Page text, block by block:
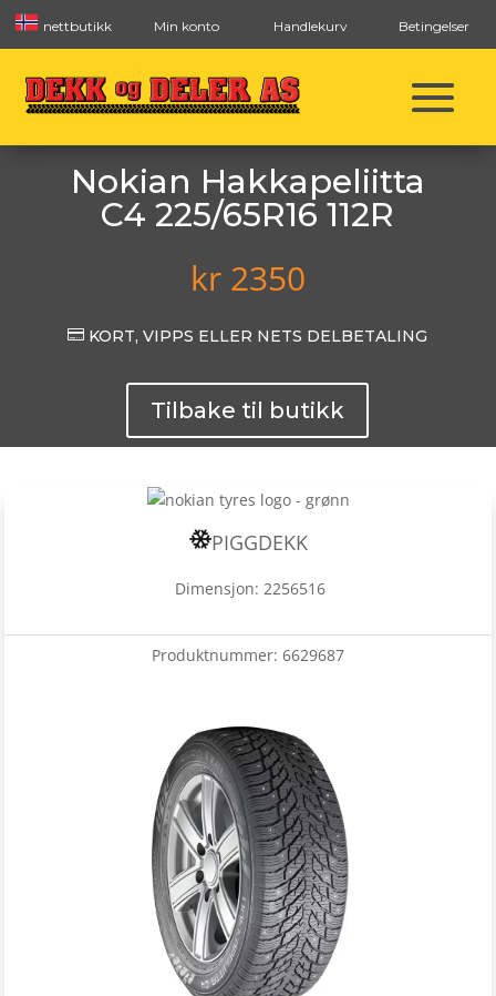
nettbutikk Min konto Handlekurv Betingelser
Nokian Hakkapeliitta
C4 225/65R16 112R
kr2350
 KORT, VIPPS ELLER NETS DELBETALING
Tilbake til butikk
PIGGDEKK
Dimensjon: 2256516
Produktnummer: 6629687